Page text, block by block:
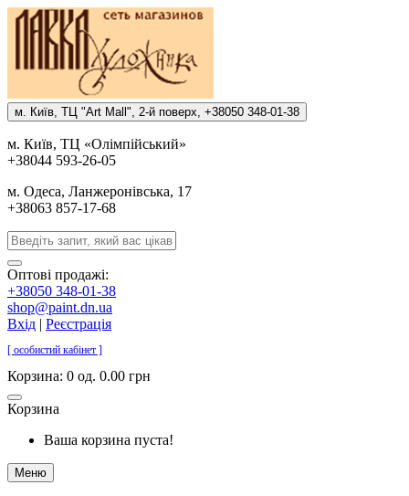
м. Киïв, ТЦ "Art Mall", 2-й поверх, +38050 348-01-38
м. Киïв, ТЦ «Олiмпiйський»
+38044 593-26-05
м. Одеса, Ланжеронiвська, 17
+38063 857-17-68
Оптові продажі:
+38050 348-01-38
shop@paint.dn.ua
Вхід | Реєстрація
[ особистий кабінет ]
Корзина: 0 од. 0.00 грн
Корзина
Ваша корзина пуста!
Меню